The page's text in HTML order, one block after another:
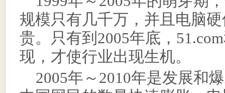
规模只有几千万，并且电脑
贵。只有到 2005年底， 51.com
现，才使行业出现生机。
2005年～ 2010年是发展和